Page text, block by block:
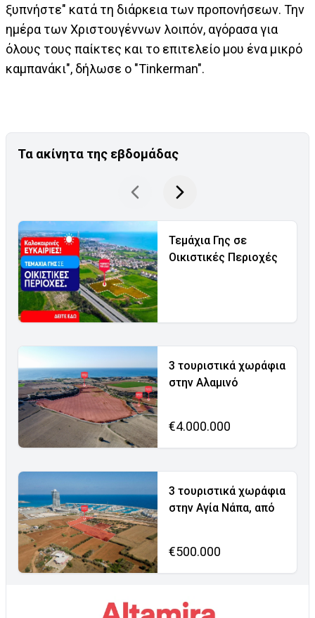
ξυπνήστε" κατά τη διάρκεια των προπονήσεων. Την
ημέρα των Χριστουγέννων λοιπόν, αγόρασα για
όλους τους παίκτες και το επιτελείο μου ένα μικρό
καμπανάκι", δήλωσε ο "Tinkerman".
Τα ακίνητα της εβδομάδας
Τεμάχια Γης σε
Οικιστικές Περιοχές
3 τουριστικά χωράφια
στην Αλαμινό
€4.000.000
3 τουριστικά χωράφια
στην Αγία Νάπα, από
€500.000